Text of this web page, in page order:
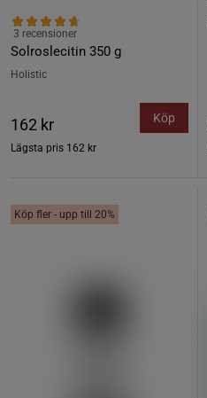
Solroslecitin 350 g
3 recensioner
Holistic
162 kr
Lägsta pris 162 kr
Köp
Köp fler - upp till 20%